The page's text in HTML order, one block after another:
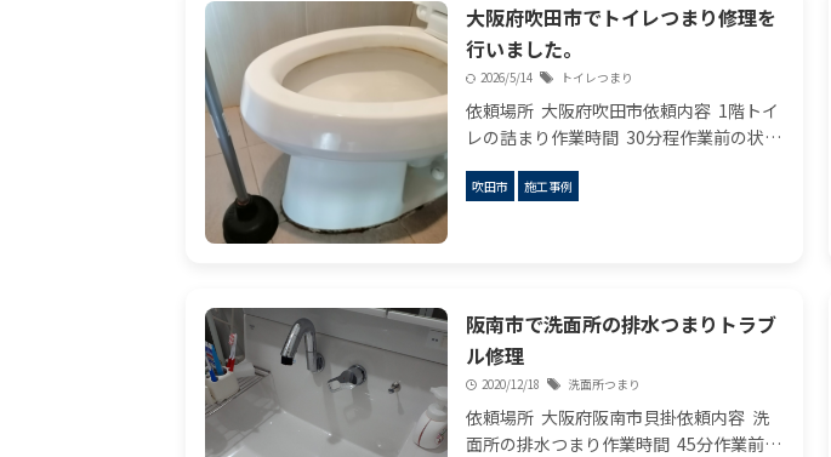
大阪府吹田市でトイレつまり修理を
行いました。
2026/5/14 トイレつまり
依頼場所 大阪府吹田市依頼内容 1階トイ
レの詰まり作業時間 30分程作業前の状況
ていただくと、トイレのドアに「トイレ
吹田市 施工事例
阪南市で洗面所の排水つまりトラブ
ル修理
2020/12/18 洗面所つまり
依頼場所 大阪府阪南市貝掛依頼内容 洗
面所の排水つまり作業時間 45分作業前の